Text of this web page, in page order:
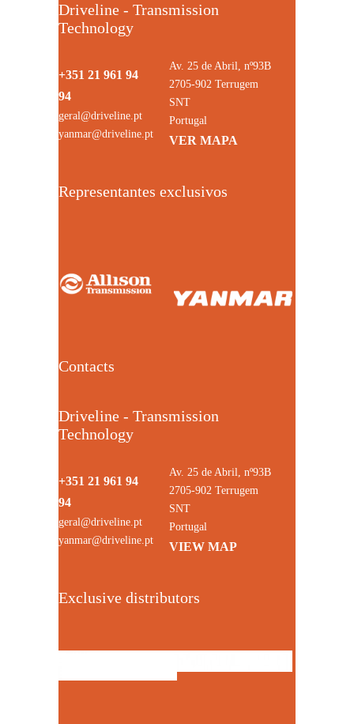
Driveline - Transmission
Technology
+351 21 961 94
94
geral@driveline.pt
yanmar@driveline.pt
Av. 25 de Abril, nº93B
2705-902 Terrugem
SNT
Portugal
VER MAPA
Representantes exclusivos
Contacts
Driveline - Transmission
Technology
+351 21 961 94
94
geral@driveline.pt
yanmar@driveline.pt
Av. 25 de Abril, nº93B
2705-902 Terrugem
SNT
Portugal
VIEW MAP
Exclusive distributors